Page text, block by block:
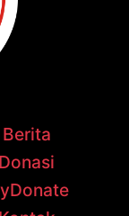
Berita
Donasi